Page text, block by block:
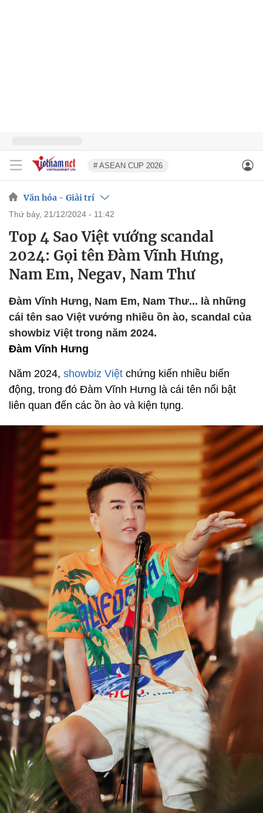
# ASEAN CUP 2026
Văn hóa - Giải trí
thứ bảy, 21/12/2024 - 11:42
Top 4 Sao Việt vướng scandal
2024: Gọi tên Đàm Vĩnh Hưng,
Nam Em, Negav, Nam Thư
Đàm Vĩnh Hưng, Nam Em, Nam Thư... là những
cái tên sao Việt vướng nhiều ồn ào, scandal của
showbiz Việt trong năm 2024.
Đàm Vĩnh Hưng
Năm 2024, showbiz Việt chứng kiến nhiều biến
động, trong đó Đàm Vĩnh Hưng là cái tên nổi bật
liên quan đến các ồn ào và kiện tụng.